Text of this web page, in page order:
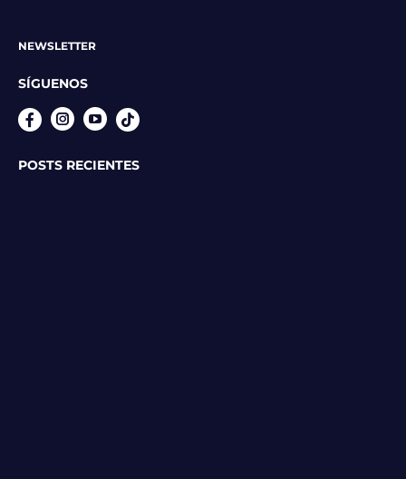
NEWSLETTER
SÍGUENOS
InstagramYouTube
POSTS RECIENTES